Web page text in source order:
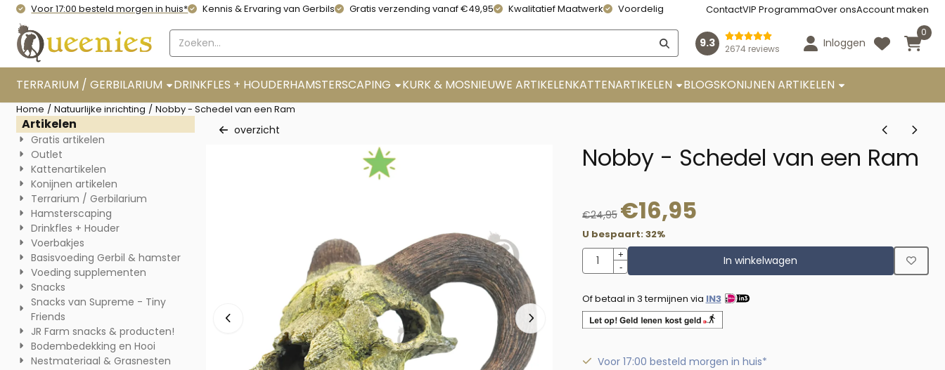
Cookievoorkeuren zijn momenteel gesloten.
Voor 17:00 besteld morgen in huis* Kennis & Ervaring van Gerbils Gratis verzending vanaf €49,95 Kwalitatief Maatwerk Voordelig ContactVIP ProgrammaOver onsAccount maken
Zoeken 9.3 2674 reviews Inloggen
0
TERRARIUM / GERBILARIUM DRINKFLES + HOUDERHAMSTERSCAPING KURK & MOSNIEUWE ARTIKELENKATTENARTIKELEN BLOGSKONIJNEN ARTIKELEN
Home / Natuurlijke inrichting / Nobby - Schedel van een Ram
Artikelen
Gratis artikelen
Outlet
Kattenartikelen
Konijnen artikelen
Terrarium / Gerbilarium
Hamsterscaping
Drinkfles + Houder
Voerbakjes
Basisvoeding Gerbil & hamster
Voeding supplementen
Snacks
Snacks van Supreme - Tiny
Friends
JR Farm snacks & producten!
Bodembedekking en Hooi
Nestmateriaal & Grasnesten
overzicht
Nobby - Schedel van een Ram
€24,95 €16,95
U bespaart:32%
Aantal
+
-
In winkelwagen
Of betaal in 3 termijnen via IN3
Voor 17:00 besteld morgen in huis*